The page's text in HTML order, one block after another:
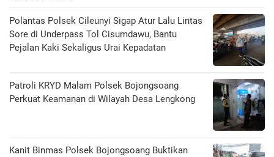
Polantas Polsek Cileunyi Sigap Atur Lalu Lintas
Sore di Underpass Tol Cisumdawu, Bantu
Pejalan Kaki Sekaligus Urai Kepadatan
Patroli KRYD Malam Polsek Bojongsoang
Perkuat Keamanan di Wilayah Desa Lengkong
Kanit Binmas Polsek Bojongsoang Buktikan